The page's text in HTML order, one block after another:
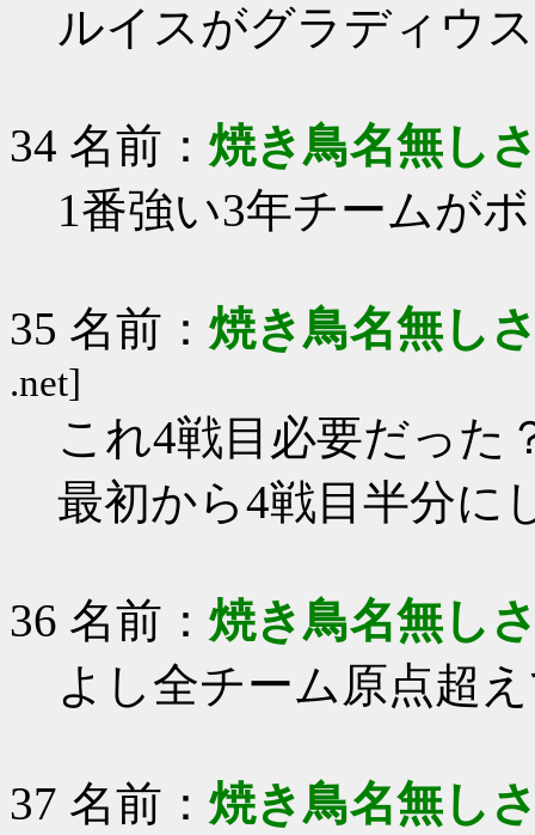
ルイスがグラディウ
34 名前： 焼き鳥名無し
1番強い3年チームが
35 名前： 焼き鳥名無し
.net]
これ4戦目必要だった
最初から4戦目半分に
36 名前： 焼き鳥名無し
よし全チーム原点超
37 名前： 焼き鳥名無し